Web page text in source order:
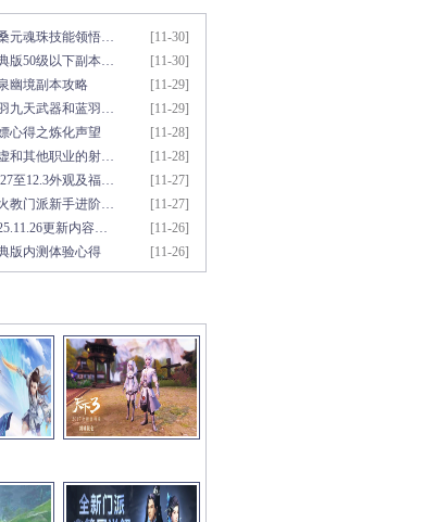
[11-30]
元魂珠技能领悟…
[11-30]
版50级以下副本…
[11-29]
幽境副本攻略
[11-29]
九天武器和蓝羽…
[11-28]
心得之炼化声望
[11-28]
和其他职业的射…
[11-27]
至12.3外观及福…
[11-27]
教门派新手进阶…
[11-26]
更新内容…
[11-26]
版内测体验心得